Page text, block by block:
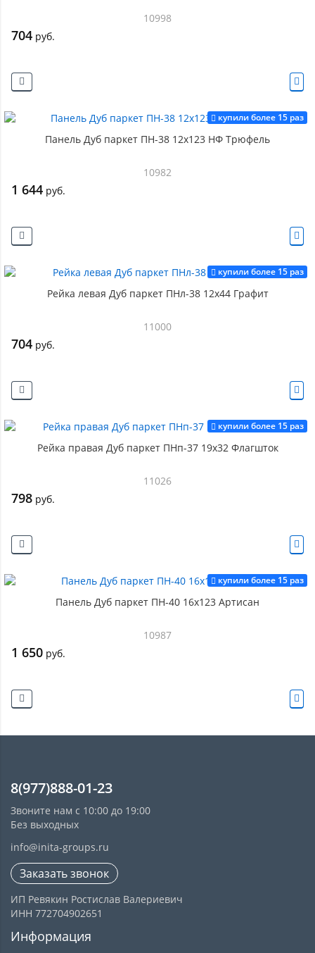
10998
704 руб.
купили более 15 раз
Панель Дуб паркет ПН-38 12х123 НФ Трюфель
10982
1 644 руб.
купили более 15 раз
Рейка левая Дуб паркет ПНл-38 12х44 Графит
11000
704 руб.
купили более 15 раз
Рейка правая Дуб паркет ПНп-37 19х32 Флагшток
11026
798 руб.
купили более 15 раз
Панель Дуб паркет ПН-40 16х123 Артисан
10987
1 650 руб.
8(977)888-01-23
Звоните нам с 10:00 до 19:00
Без выходных
info@inita-groups.ru
Заказать звонок
ИП Ревякин Ростислав Валериевич
ИНН 772704902651
Информация